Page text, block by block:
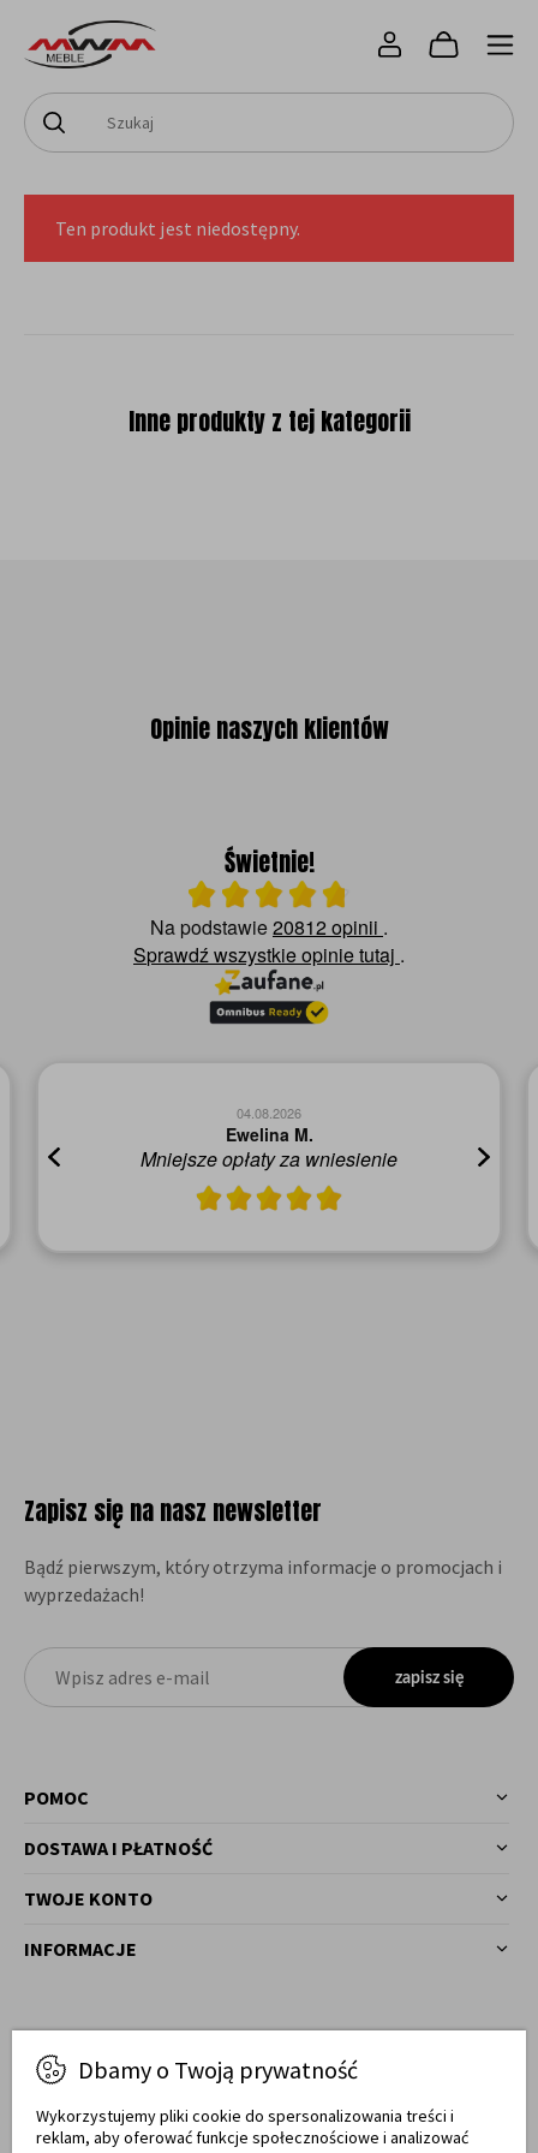
Ten produkt jest niedostępny.
Inne produkty z tej kategorii
Opinie naszych klientów
Świetnie!
Ocena średnia 4.8 na 5
Na podstawie20812 opinii .
Sprawdź wszystkie opinietutaj .
04.08.2026
Mniejsze opłaty za wniesienie
Ewelina M.
Zapisz się na nasz newsletter
Bądź pierwszym, który otrzyma informacje o promocjach i
wyprzedażach!
zapisz się
POMOC
DOSTAWA I PŁATNOŚĆ
TWOJE KONTO
INFORMACJE
Masz pytania?
Zadzwoń! 77 540 78 03
Dbamy o Twoją prywatność
Wykorzystujemy pliki cookie do spersonalizowania treści i
reklam, aby oferować funkcje społecznościowe i analizować